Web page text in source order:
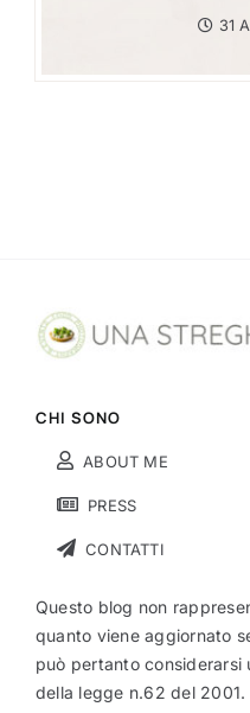
31
CHI SONO
ABOUT ME
PRESS
CONTATTI
Questo blog non
quanto viene aggiornato
può pertanto considerarsi
della legge n.62 del 2001.